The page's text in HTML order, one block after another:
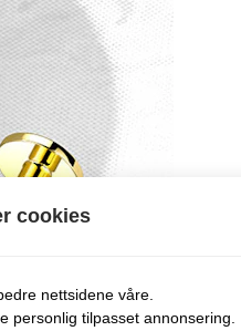
cookies
nettsidene våre.
personlig tilpasset annonsering.